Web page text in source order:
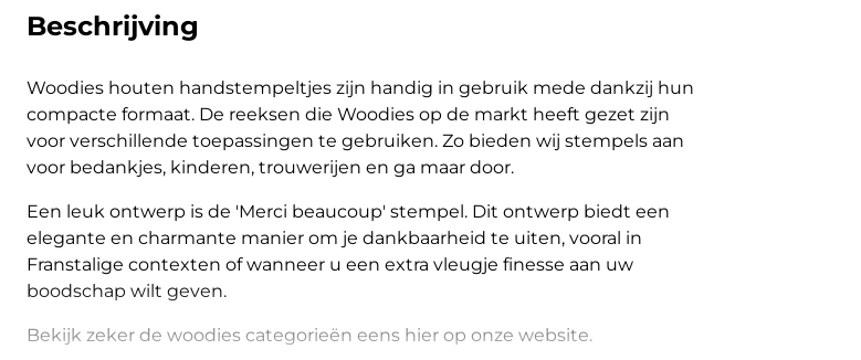
Beschrijving
Woodies houten handstempeltjes zijn handig in gebruik mede dankzij hun
compacte formaat. De reeksen die Woodies op de markt heeft gezet zijn
voor verschillende toepassingen te gebruiken. Zo bieden wij stempels aan
voor bedankjes, kinderen, trouwerijen en ga maar door.
Een leuk ontwerp is de 'Merci beaucoup' stempel. Dit ontwerp biedt een
elegante en charmante manier om je dankbaarheid te uiten, vooral in
Franstalige contexten of wanneer u een extra vleugje finesse aan uw
boodschap wilt geven.
Bekijk zeker de woodies categorieën eens hier op onze website.